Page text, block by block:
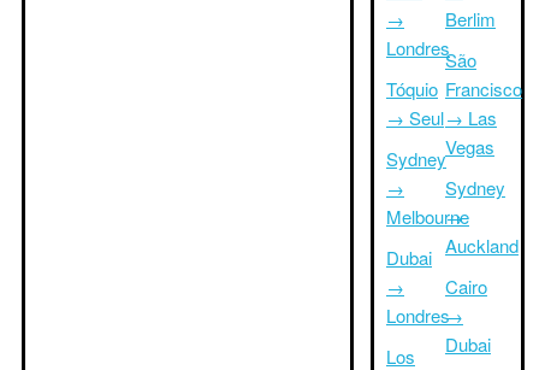
→
Londres
Tóquio
→ Seul
Sydney
→
Melbourne
Dubai
→
Londres
Los
Berlim
São
Francisco
→ Las
Vegas
Sydney
→
Auckland
Cairo
→
Dubai